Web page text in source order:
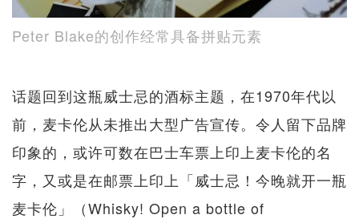
Peter Blake的创作经常具备拼贴元素
话题回到这瓶威士忌的酒标主题，在1970年代以
前，麦卡伦从未推出大型广告宣传。令人留下品牌
印象的，或许可数在巴士车票上印上麦卡伦的名
字，又或是在邮票上印上「威士忌！今晚就开一瓶
麦卡伦」（Whisky! Open a bottle of